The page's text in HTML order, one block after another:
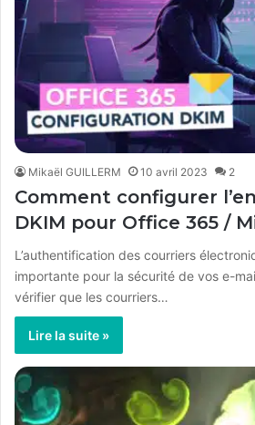
Mikaël GUILLERM 10 avril 2023 2
Comment configurer
DKIM pour Office 365 /
L’authentification des courriers
importante pour la sécurité de vos e-
vérifier que les courriers…
Lire la suite »